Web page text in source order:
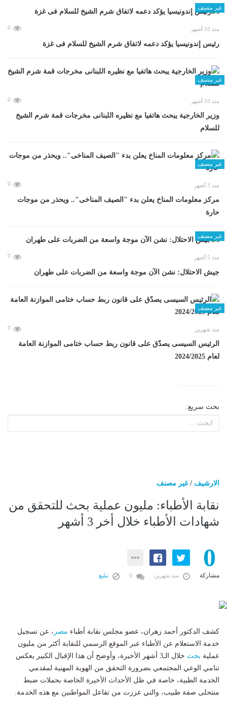
غير مصنف
منذ 10 أشهر 0
رئيس إندونيسيا يؤكد دعمه لاتفاق شرم الشيخ للسلام فى غزة
غير مصنف
منذ 10 أشهر 0
وزير الخارجية يبحث هاتفيا مع نظيره اللبنانى مخرجات قمة شرم الشيخ
للسلام
غير مصنف
منذ 3 أشهر 0
مركز معلومات المناخ يعلن بدء "الصيف المناخى".. ويحذر من موجات
حارة
غير مصنف
منذ 5 أشهر 0
جيش الاحتلال: نشن الآن موجة واسعة من الضربات على طهران
غير مصنف
منذ شهرين 0
الرئيس السيسى يصدّق على قانون ربط حساب ختامى الموازنة العامة
لعام 2024/2025
بحث سريع:
الارشيف /غير مصنف
نقابة الأطباء: مليون عملية بحث للتحقق من
شهادات الأطباء خلال أخر 3 أشهر
0
مشاركة منذ شهرين تبليغ
كشف الدكتور أحمد زهران، عضو مجلس نقابة أطباء مصر ، عن تسجيل
خدمة الاستعلام عن الأطباء عبر الموقع الرسمي للنقابة أكثر من مليون
عملية بحث
خلال الـ3 أشهر الأخيرة، وأوضح أن هذا الإقبال الكبير يعكس
تنامي الوعي المجتمعي بضرورة التحقق من الهوية المهنية لمقدمي
الخدمة الطبية، خاصة في ظل الأحداث الأخيرة الخاصة بحملات ضبط
منتحلى صفة طبيب، والتي عززت من تفاعل المواطنين مع هذه الخدمة.